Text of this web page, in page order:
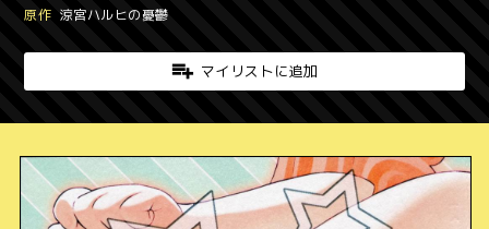
原作 涼宮ハルヒの憂鬱
マイリストに追加